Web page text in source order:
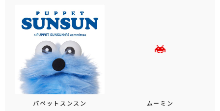
パペットスンスン ムーミン